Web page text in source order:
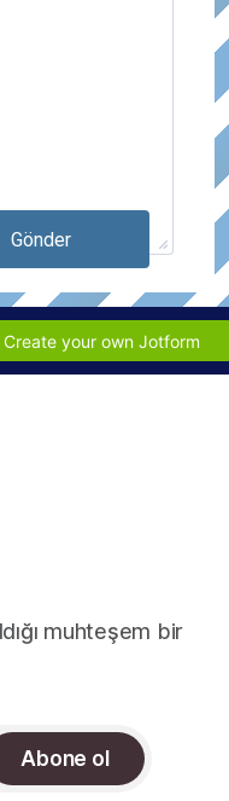
muhteşem bir
Abone ol